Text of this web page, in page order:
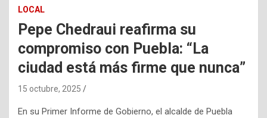
LOCAL
Pepe Chedraui reafirma su
compromiso con Puebla: “La
ciudad está más firme que nunca”
15 octubre, 2025
En su Primer Informe de Gobierno, el alcalde de Puebla